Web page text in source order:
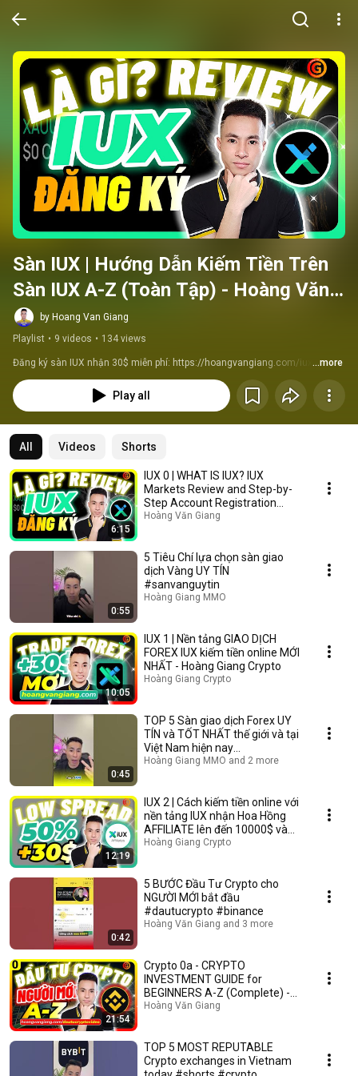
Sàn IUX | Hướng Dẫn Kiếm Tiền Trên
Sàn IUX A-Z (Toàn Tập) - Hoàng Văn
Giangby Hoang Van Giang
Playlist • 9 videos • 134 views
Đăng ký sàn IUX nhận 30$ miễn phí: https://hoangvangiang.com/iux ...more
Play all
All Videos Shorts
6:15
IUX 0 | WHAT IS IUX? IUX
Markets Review and Step-by-
Step Account Registration
Guide - Hoang Van G...
Hoàng Văn Giang
0:55
5 Tiêu Chí lựa chọn sàn giao
dịch Vàng UY TÍN
#sanvanguytin
Hoàng Giang MMO
10:05
IUX 1 | Nền tảng GIAO DỊCH
FOREX IUX kiếm tiền online MỚI
NHẤT - Hoàng Giang Crypto
Hoàng Giang Crypto
0:45
TOP 5 Sàn giao dịch Forex UY
TÍN và TỐT NHẤT thế giới và tại
Việt Nam hiện nay
#top5sanforexuytin
Hoàng Giang MMO and 2 more
12:19
IUX 2 | Cách kiếm tiền online với
nền tảng IUX nhận Hoa Hồng
AFFILIATE lên đến 10000$ và
55%
Hoàng Giang Crypto
0:42
5 BƯỚC Đầu Tư Crypto cho
NGƯỜI MỚI bắt đầu
#dautucrypto #binance
Hoàng Văn Giang and 3 more
21:54
Crypto 0a - CRYPTO
INVESTMENT GUIDE for
BEGINNERS A-Z (Complete) -
Hoang Van Giang
Hoàng Văn Giang
TOP 5 MOST REPUTABLE
Crypto exchanges in Vietnam